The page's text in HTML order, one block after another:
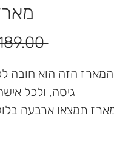
‏189.00 ‏₪
המארז הזה הוא חובה
גיסה, ולכל
תמצאו ארבעה
בעיצוב אשת חיל,